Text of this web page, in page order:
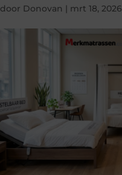
door Donovan | mrt 18, 2026